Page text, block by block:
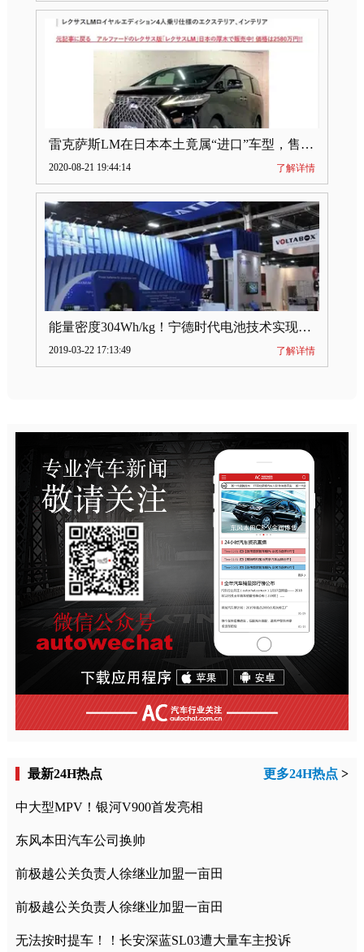
雷克萨斯LM在日本本土竟属“进口”车型，售价2580万日元
2020-08-21 19:44:14 了解详情
能量密度304Wh/kg！宁德时代电池技术实现突破
2019-03-22 17:13:49 了解详情
最新24H热点 更多24H热点 >
中大型MPV！银河V900首发亮相
东风本田汽车公司换帅
前极越公关负责人徐继业加盟一亩田
前极越公关负责人徐继业加盟一亩田
无法按时提车！！长安深蓝SL03遭大量车主投诉